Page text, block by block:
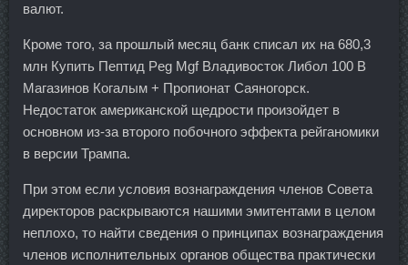
валют.
Кроме того, за прошлый месяц банк списал их на 680,3
млн Купить Пептид Peg Mgf Владивосток Либол 100 В
Магазинов Когалым + Пропионат Саяногорск.
Недостаток американской щедрости произойдет в
основном из-за второго побочного эффекта рейганомики
в версии Трампа.
При этом если условия вознаграждения членов Совета
директоров раскрываются нашими эмитентами в целом
неплохо, то найти сведения о принципах вознаграждения
членов исполнительных органов общества практически